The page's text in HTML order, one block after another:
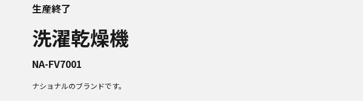
生産終了
洗濯乾燥機
NA-FV7001
ナショナルのブランドです。